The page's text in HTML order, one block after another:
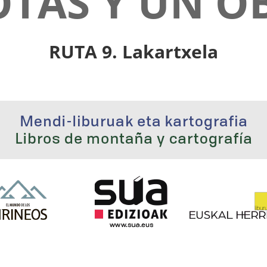
RUTA 9. Lakartxela